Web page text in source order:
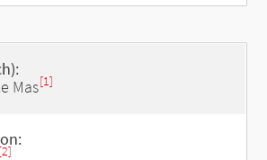
Mas[1]
[2]